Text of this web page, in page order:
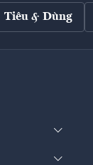
Tiêu & Dùng